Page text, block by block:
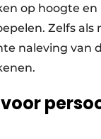
op hoogte
Zelfs
naleving van